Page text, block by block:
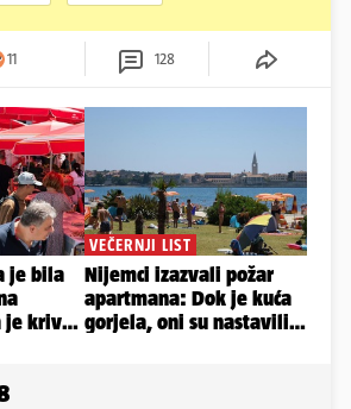
11 128